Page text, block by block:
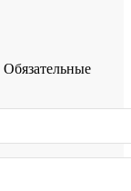
Обязательные